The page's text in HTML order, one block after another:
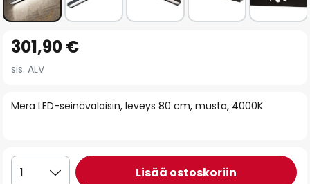
to
the
of
gallery
Mera LED-seinävalaisin, leveys 80 cm, musta, 4000K
301,90 €
sis. ALV
1 Lisää ostoskoriin